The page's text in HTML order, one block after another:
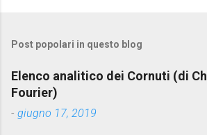
m
e
n
t
Post popolari in questo blog
Elenco analitico dei Cornuti (di
Fourier)
- giugno 17, 2019